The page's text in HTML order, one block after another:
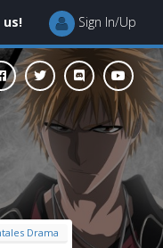
us! Sign In/Up
Drama